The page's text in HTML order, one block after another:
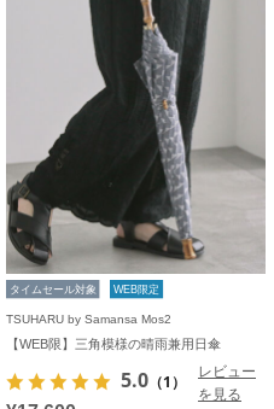
タイムセール対象 WEB限定
TSUHARU by Samansa Mos2
【WEB限】三角模様の晴雨兼用日傘
5.0 （1）
レビュー
を見る